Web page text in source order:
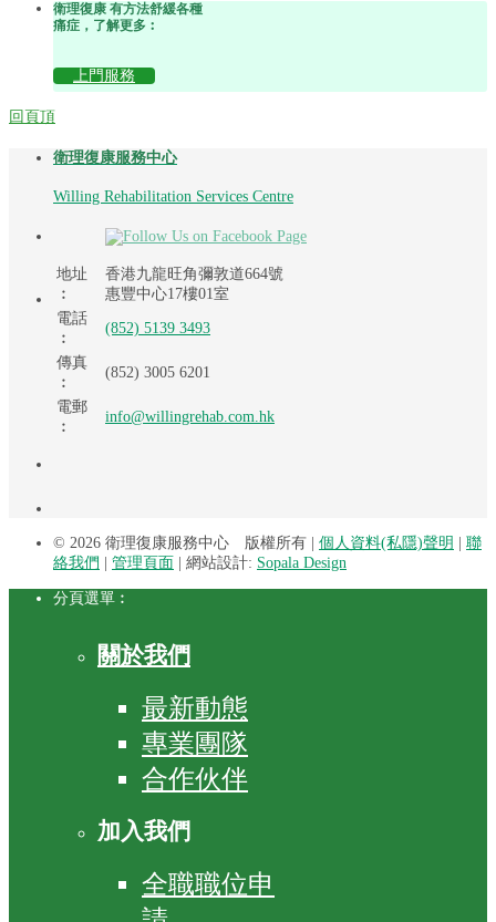
衛理復康 有方法舒緩各種
痛症，了解更多︰
上門服務
回頁頂
衛理復康服務中心
Willing Rehabilitation Services Centre
地址
︰
香港九龍旺角彌敦道664號
惠豐中心17樓01室
電話
︰
(852) 5139 3493
傳真
︰
(852) 3005 6201
電郵
︰
info@willingrehab.com.hk
© 2026 衛理復康服務中心 版權所有 | 個人資料(私隱)聲明
聯
絡我們
管理頁面 | 網站設計: Sopala Design
分頁選單︰
關於我們
最新動態
專業團隊
合作伙伴
加入我們
全職職位申